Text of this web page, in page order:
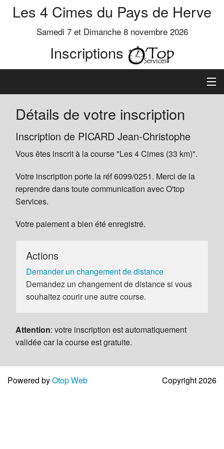
Les 4 Cimes du Pays de Herve
Samedi 7 et Dimanche 8 novembre 2026
Inscriptions
Inscription
Préinscrits
Informations
Détails de votre inscription
Inscription de PICARD Jean-Christophe
Vous êtes inscrit à la course "Les 4 Cimes (33 km)".
Votre inscription porte la réf 6099/0251. Merci de la
reprendre dans toute communication avec O'top
Services.
Votre paiement a bien été enregistré.
Actions
Demander un changement de distance
Demandez un changement de distance si vous
souhaitez courir une autre course.
Attention: votre inscription est automatiquement
validée car la course est gratuite.
Powered byOtop Web Copyright 2026